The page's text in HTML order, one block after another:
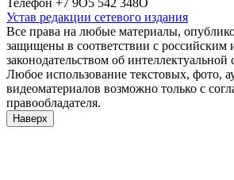
Телефон +7 9О5 542 348О
Устав редакции сетевого издания
Все права на любые материалы,
защищены в соответствии с
законодательством об интеллектуальной
Любое использование текстовых, фото,
видеоматериалов возможно только с
правообладателя.
Наверх